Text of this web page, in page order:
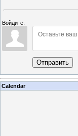
Войдите:
Отправить
Calendar